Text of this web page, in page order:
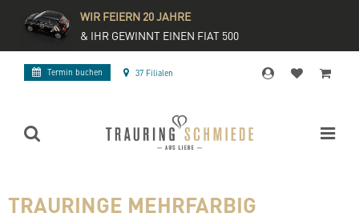
WIR FEIERN 20 JAHRE
& IHR GEWINNT EINEN FIAT 500
Termin buchen 37 Filialen
TRAURINGE MEHRFARBIG